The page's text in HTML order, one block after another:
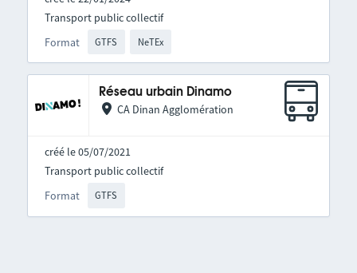
Format GTFS NeTEx
Transport public collectif
Réseau urbain Dinamo
CA Dinan Agglomération
créé le 05/07/2021
Format GTFS
Transport public collectif